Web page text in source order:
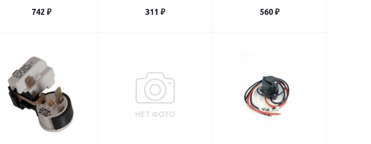
742 ₽ 311 ₽ 560₽